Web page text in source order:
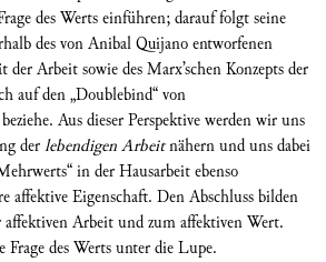
des Werts einführen; darauf folgt seine
des von Anibal Quijano entworfenen
Arbeit sowie des Marx’schen Konzepts der
auf den „Doublebind“ von
Aus dieser Perspektive werden wir uns
derlebendigen Arbeitnähern und uns dabei
in der Hausarbeit ebenso
affektive Eigenschaft. Den Abschluss bilden
Arbeit und zum affektiven Wert.
des Werts unter die Lupe.